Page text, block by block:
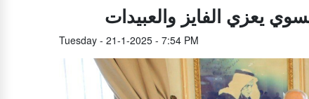
يعزي الفايز والعبيدات
Tuesday - 21-1-2025 - 7:54 PM